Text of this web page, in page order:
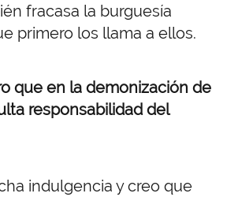
fracasa la burguesía
primero los llama a ellos.
que en la demonización de
responsabilidad del
indulgencia y creo que